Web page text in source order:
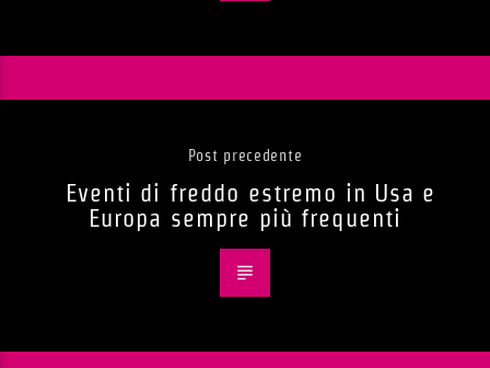
Post precedente
Eventi di freddo estremo in Usa e
Europa sempre più frequenti